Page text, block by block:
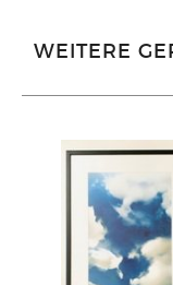
WEITERE